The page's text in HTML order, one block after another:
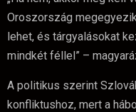
Oroszország
lehet, és tárgyalásokat
mindkét féllel” –
A politikus szerint
konfliktushoz, mert a